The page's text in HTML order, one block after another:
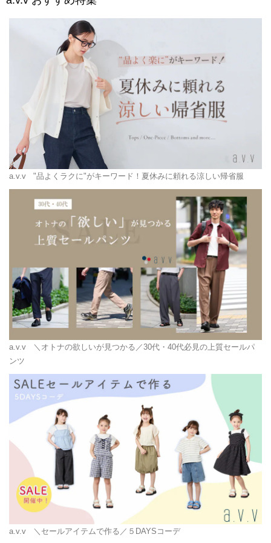
a.v.v "品よくラクに"がキーワード！夏休みに頼れる涼しい帰省服
a.v.v ＼オトナの欲しいが見つかる／30代・40代必見の上質セールパ
ンツ
a.v.v ＼セールアイテムで作る／５DAYSコーデ